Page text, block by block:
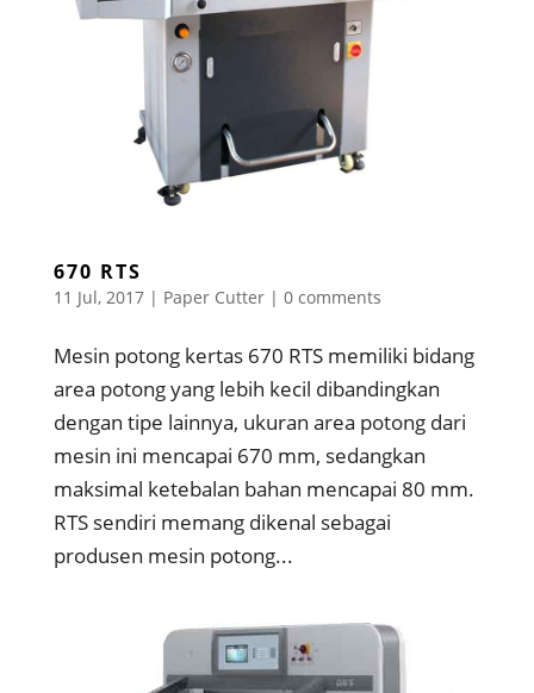
670 RTS
11 Jul, 2017| Paper Cutter| 0 comments
Mesin potong kertas 670 RTS memiliki bidang
area potong yang lebih kecil dibandingkan
dengan tipe lainnya, ukuran area potong dari
mesin ini mencapai 670 mm, sedangkan
maksimal ketebalan bahan mencapai 80 mm.
RTS sendiri memang dikenal sebagai
produsen mesin potong...